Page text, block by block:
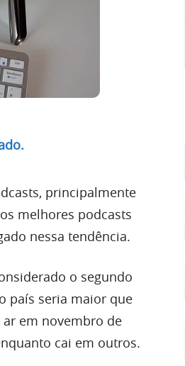
principalmente
melhores podcasts
nessa tendência.
o segundo
país seria maior que
em novembro de
cai em outros.